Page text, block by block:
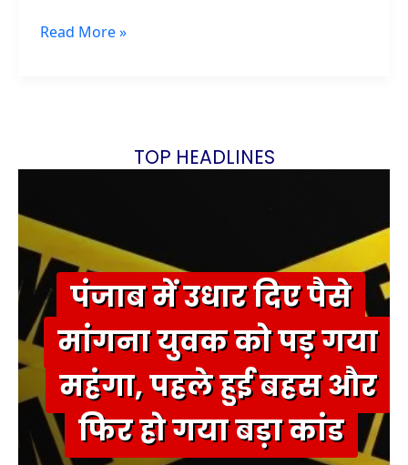
Read More »
TOP HEADLINES
पंजाब में उधार दिए पैसे
मांगना युवक को पड़ गया
महंगा, पहले हुई बहस और
फिर हो गया बड़ा कांड